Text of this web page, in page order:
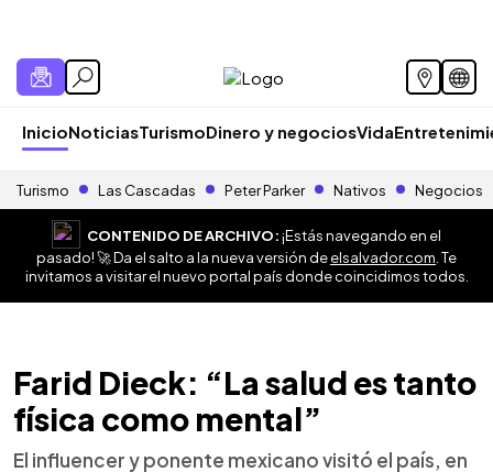
InicioNoticiasTurismoDinero y negociosVida
Turismo Las Cascadas Peter Parker Nativos Negocios
CONTENIDO DE ARCHIVO:¡Estás navegando en el
pasado! 🚀 Da el salto a la nueva versión deelsalvador.com . Te
invitamos a visitar el nuevo portal país donde coincidimos todos.
Farid Dieck: “La salud es tanto
física como mental”
El influencer y ponente mexicano visitó el país, en